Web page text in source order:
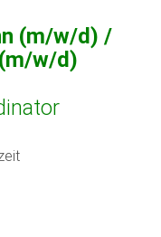
(m/w/d) /
w/d)